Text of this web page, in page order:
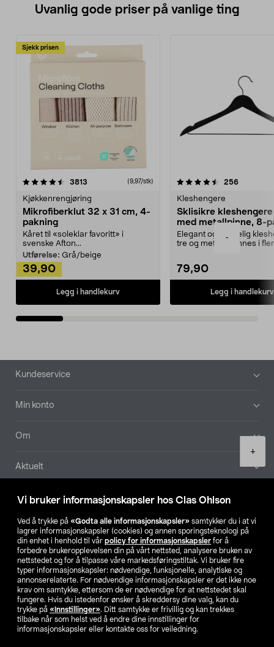
Vi bruker informasjonskapsler hos Clas Ohlson
Ved å trykke på «Godta alle informasjonskapsler» samtykker du i at vi
lagrer informasjonskapsler (cookies) og annen sporingsteknologi på
din enhet i henhold til vår policy for informasjonskapsler for å
forbedre brukeropplevelsen din på vårt nettsted, analysere bruken av
nettstedet og for å tilpasse våre markedsføringstiltak. Vi bruker fire
typer informasjonskapsler: nødvendige, funksjonelle, analytiske og
annonserelaterte. For nødvendige informasjonskapsler er det ikke noe
krav om samtykke, ettersom de er nødvendige for at nettstedet skal
fungere. Hvis du istedenfor ønsker å skreddersy dine valg, kan du
trykke på «Innstillinger». Ditt samtykke er frivillig og kan trekkes
tilbake når som helst ved å endre dine innstillinger for
informasjonskapsler eller kontakte oss for veiledning.
-
+
Uvanlig gode priser på vanlige ting
Sjekk prisen
3813 anmeldelser(9,97/stk)
Kjøkkenrengjøring
Mikrofiberklut 32 x 31 cm, 4-
pakning
Kåret til «soleklar favoritt» i
svenske Afton...
Utførelse: Grå/beige
39,90
Legg i handlekurv
4.5av 5 stjerner 256
Kleshengere
Sklisikre
med metallpinne, 8-
Elegant og skikkelig
tre og metall – finnes i
79,90
Legg i handlekurv
4.5av 5 stjerner
Bunntekst
Kundeservice
Min konto
Om
Aktuelt
Våre selskaper
Finn din butikk
SE NO FI